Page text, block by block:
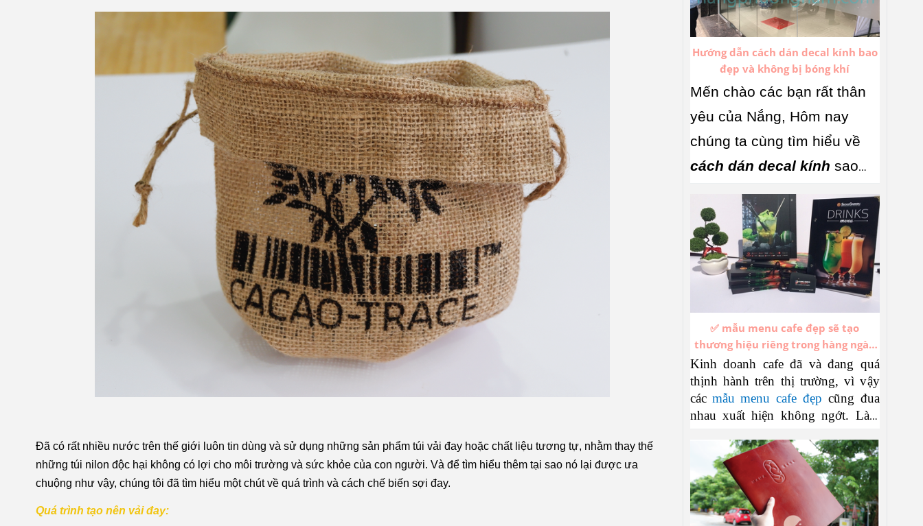
Đã có rất nhiều nước trên thế giới luôn tin dùng và sử dụng những sản phẩm túi vải đay hoặc chất liệu tương tự, nhằm thay thế
những túi nilon độc hại không có lợi cho môi trường và sức khỏe của con người. Và để tìm hiểu thêm tại sao nó lại được ưa
chuộng như vậy, chúng tôi đã tìm hiểu một chút về quá trình và cách chế biến sợi đay.
Quá trình tạo nên vải đay:
Hướng dẫn cách dán decal kính bao
đẹp và không bị bóng khí
Mến chào các bạn rất thân
yêu của Nắng, Hôm nay
chúng ta cùng tìm hiểu về
cách dán decal kính sao
cho vừa đẹp, vừa nhanh, lại
không bị bong bóng, nhăn,
lệch …Nếu xem xong mà
bạn chưa làm được thì gọi
Nắng qua chỉ nha, đầu tiên
bạn xem clip bên dưới và
đọc bài nhé.
✅ mẫu menu cafe đẹp sẽ tạo
thương hiệu riêng trong hàng ngàn
thương hiệu cafe đang thịnh hành
Kinh doanh cafe đã và đang quá
thịnh hành trên thị trường, vì vậy
các mẫu menu cafe đẹp cũng đua
nhau xuất hiện không ngớt. Làm
cafe mới mẻ không trùng lặp, hấp
dẫn khách hàng, đó là điều mà bất
cứ cơ cở sản xuất menu nào cũng
dày công suy nghĩ và hướng tới để
theo kịp xu thế.